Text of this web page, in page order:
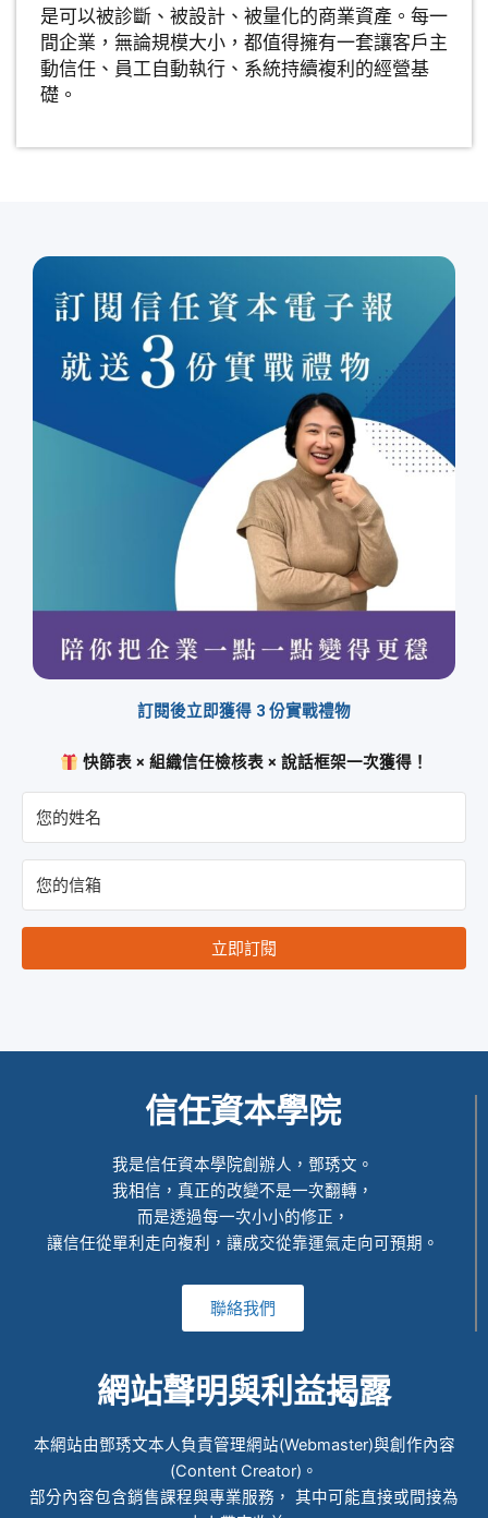
是可以被診斷、被設計、被量化的商業資產。每一
間企業，無論規模大小，都值得擁有一套讓客戶主
動信任、員工自動執行、系統持續複利的經營基
礎。
訂閱後立即獲得 3 份實戰禮物
快篩表 × 組織信任檢核表 × 說話框架一次獲得！
立即訂閱
信任資本學院
我是信任資本學院創辦人，鄧琇文。
我相信，真正的改變不是一次翻轉，
而是透過每一次小小的修正，
讓信任從單利走向複利，讓成交從靠運氣走向可預期。
聯絡我們
網站聲明與利益揭露
本網站由鄧琇文本人負責管理網站(Webmaster)與創作內容
(Content Creator)。
部分內容包含銷售課程與專業服務， 其中可能直接或間接為